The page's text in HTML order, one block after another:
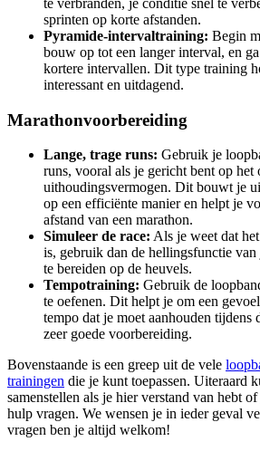
sprinten op korte afstanden.
Pyramide-intervaltraining: Begin
bouw op tot een langer interval, en
kortere intervallen. Dit type training
interessant en uitdagend.
Marathonvoorbereiding
Lange, trage runs: Gebruik je
runs, vooral als je gericht bent op het
uithoudingsvermogen. Dit bouwt je
op een efficiënte manier en helpt je
afstand van een marathon.
Simuleer de race: Als je weet dat
is, gebruik dan de hellingsfunctie
te bereiden op de heuvels.
Tempotraining: Gebruik de
te oefenen. Dit helpt je om een
tempo dat je moet aanhouden tijdens
zeer goede voorbereiding.
Bovenstaande is een greep uit de vele
trainingen die je kunt toepassen. Uiteraard
samenstellen als je hier verstand van hebt
hulp vragen. We wensen je in ieder geval
vragen ben je altijd welkom!